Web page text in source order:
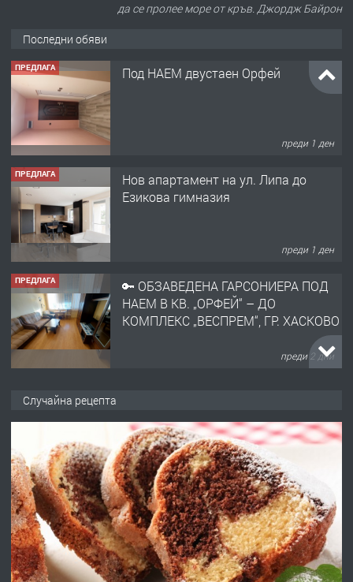
да се пролее море от кръв. Джордж Байрон
Последни обяви
ПРЕДЛАГА Под НАЕМ двустаен Орфей
преди 1 ден
ПРЕДЛАГА
Нов апартамент на ул. Липа до
Езикова гимназия
преди 1 ден
ПРЕДЛАГА
🔑 ОБЗАВЕДЕНА ГАРСОНИЕРА ПОД
НАЕМ В КВ. „ОРФЕЙ“ – ДО
КОМПЛЕКС „ВЕСПРЕМ“, ГР. ХАСКОВО
преди 2 дни
АПАРТАМЕНТ В ЦЕНТЪРА НА ГР.
ХАСКОВО
преди 3 дни
ПРЕДЛАГА Давам гараж под наем
преди 3 дни
Случайна рецепта